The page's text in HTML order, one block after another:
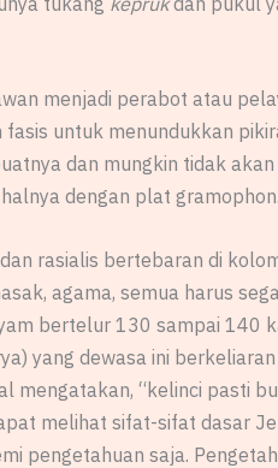
menjadi perabot atau
untuk menundukkan
dan mungkin tidak
dengan plat gramophon.
rasialis bertebaran di
agama, semua harus
bertelur 130 sampai 140
yang dewasa ini
mengatakan, “kelinci pasti
melihat sifat-sifat dasar
pengetahuan saja.